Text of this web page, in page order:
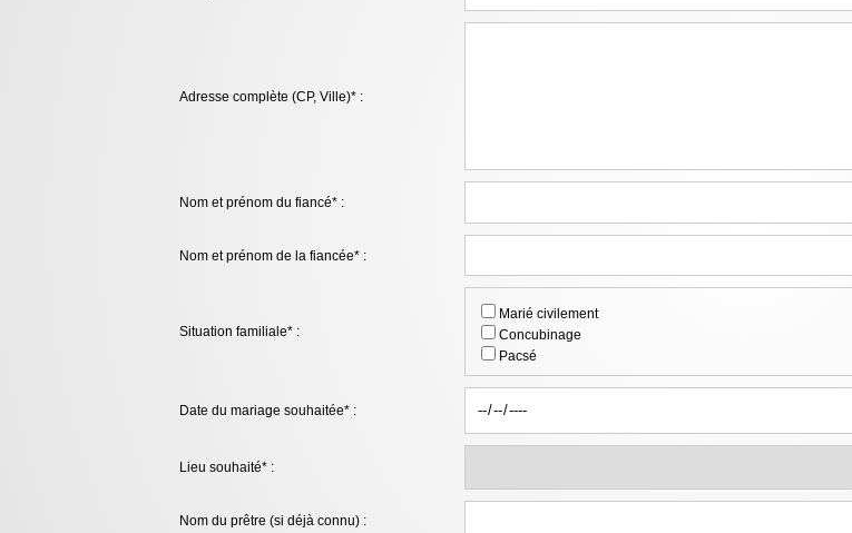
Adresse complète (CP, Ville)* :
Nom et prénom du fiancé* :
Nom et prénom de la fiancée* :
Situation familiale* :
Marié civilement
Concubinage
Pacsé
Date du mariage souhaitée* :
Lieu souhaité* :
Nom du prêtre (si déjà connu) :